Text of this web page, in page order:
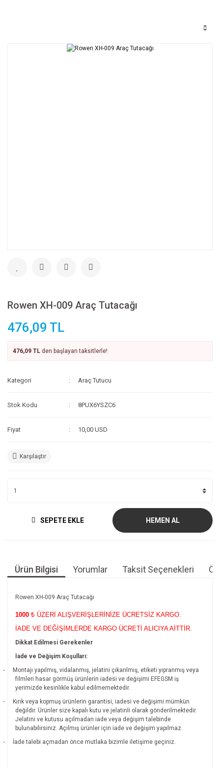
Rowen XH-009 Araç Tutacağı
476,09 TL
476,09 TL den başlayan taksitlerle!
Kategori Araç Tutucu
Stok Kodu 8PUX6YSZC6
Fiyat 10,00 USD
Karşılaştır
SEPETE EKLE HEMEN AL
Ürün Bilgisi Yorumlar Taksit Seçenekleri
Rowen XH-009 Araç Tutacağı
1000 ₺ ÜZERİ ALIŞVERİŞLERİNİZE ÜCRETSİZ KARGO.
İADE VE DEĞİŞİMLERDE KARGO ÜCRETİ ALICIYA AİTTİR.
Dikkat Edilmesi Gerekenler
İade ve Değişim Koşulları:
-
Montajı yapılmış, vidalanmış, jelatini çıkarılmış, etiketi yıpranmış veya
filmleri hasar görmüş ürünlerin iadesi ve değişimi EFEGSM iş
yerimizde kesinlikle kabul edilmemektedir.
-
Kırık veya kopmuş ürünlerin garantisi, iadesi ve değişimi mümkün
değildir. Ürünler size kapalı kutu ve jelatinli olarak gönderilmektedir.
Jelatini ve kutusu açılmadan iade veya değişim talebinde
bulunabilirsiniz. Açılmış ürünler için iade ve değişim yapılmaz.
-
İade talebi açmadan önce mutlaka bizimle iletişime geçiniz.